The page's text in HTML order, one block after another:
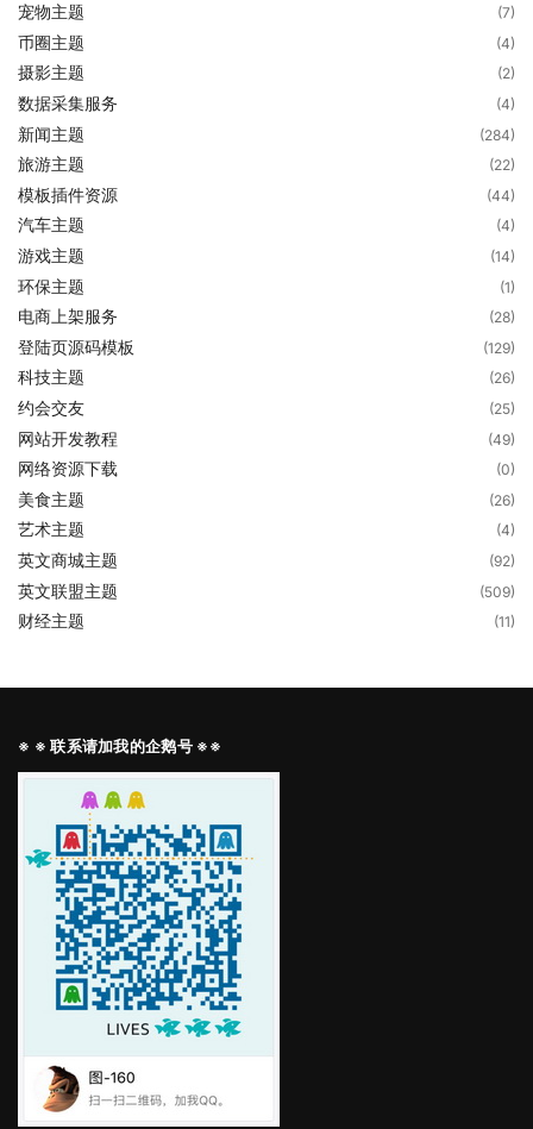
宠物主题 (7)
币圈主题 (4)
摄影主题 (2)
数据采集服务 (4)
新闻主题 (284)
旅游主题 (22)
模板插件资源 (44)
汽车主题 (4)
游戏主题 (14)
环保主题 (1)
电商上架服务 (28)
登陆页源码模板 (129)
科技主题 (26)
约会交友 (25)
网站开发教程 (49)
网络资源下载 (0)
美食主题 (26)
艺术主题 (4)
英文商城主题 (92)
英文联盟主题 (509)
财经主题 (11)
※ ※ 联系请加我的企鹅号 ※※